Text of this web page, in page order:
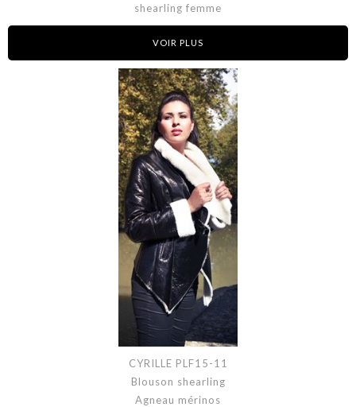
shearling femme
VOIR PLUS
CYRILLE PLF15-11
Blouson shearling
Agneau mérinos